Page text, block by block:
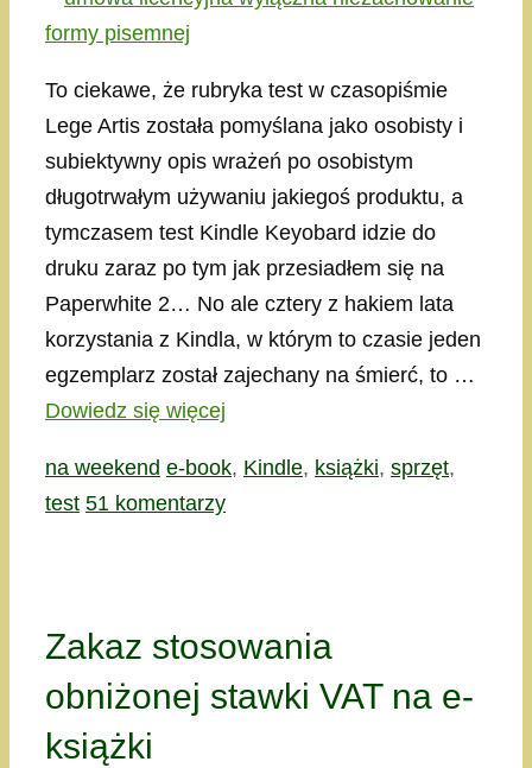
To ciekawe, że rubryka test w czasopiśmie
Lege Artis została pomyślana jako osobisty i
subiektywny opis wrażeń po osobistym
długotrwałym używaniu jakiegoś produktu, a
tymczasem test Kindle Keyobard idzie do
druku zaraz po tym jak przesiadłem się na
Paperwhite 2… No ale cztery z hakiem lata
korzystania z Kindla, w którym to czasie jeden
egzemplarz został zajechany na śmierć, to …
Dowiedz się więcej
Kategorie
na weekend Tagi
e-book, Kindle, książki, sprzęt,
test 51 komentarzy
Zakaz stosowania
obniżonej stawki VAT na e-
książki